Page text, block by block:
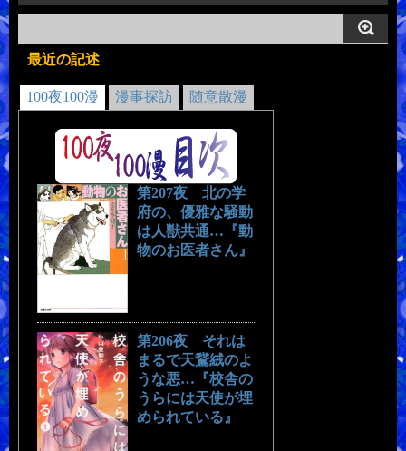
最近の記述
100夜100漫 漫事探訪 随意散漫
第207夜 北の学
府の、優雅な騒動
は人獣共通…『動
物のお医者さん』
第206夜 それは
まるで天鵞絨のよ
うな悪…『校舎の
うらには天使が埋
められている』